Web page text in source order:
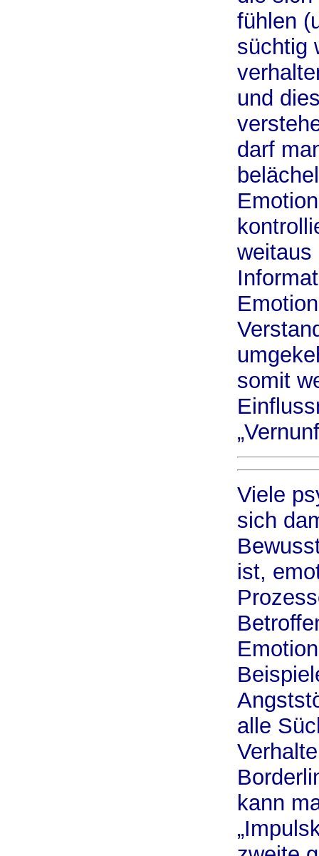
fühlen
süchtig
und
darf
weitaus
somit
Viele
sich
ist,
alle
kann